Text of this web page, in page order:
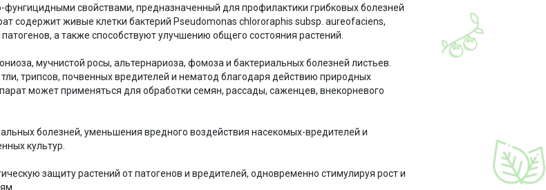
фунгицидными свойствами, предназначенный для профилактики грибковых болезней
содержит живые клетки бактерий Pseudomonas chlororaphis subsp. aureofaciens,
а также способствуют улучшению общего состояния растений.
мучнистой росы, альтернариоза, фомоза и бактериальных болезней листьев.
трипсов, почвенных вредителей и нематод благодаря действию природных
может применяться для обработки семян, рассады, саженцев, внекорневого
болезней, уменьшения вредного воздействия насекомых-вредителей и
культур.
защиту растений от патогенов и вредителей, одновременно стимулируя рост и